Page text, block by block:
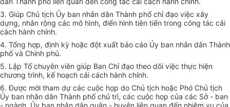
3. Giúp Chủ tịch Ủy ban nhân dân Thành phố chỉ đạo việc xây
dựng, nhân rộng các mô hình, điển hình tiên tiến trong công tác cải
cách hành chính.
4. Tổng hợp, định kỳ hoặc đột xuất báo cáo Ủy ban nhân dân Thành
phố và Chính phủ.
5. Lập Tổ chuyên viên giúp Ban Chỉ đạo theo dõi việc thực hiện
chương trình, kế hoạch cải cách hành chính.
6. Được mời tham dự các cuộc họp do Chủ tịch hoặc Phó Chủ tịch
Ủy ban nhân dân Thành phố chủ trì, các cuộc họp của các Sở - ban
- ngành, Ủy ban nhân dân quận - huyện liên quan đến nhiệm vụ của